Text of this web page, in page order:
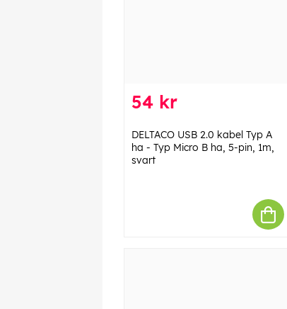
54 kr
DELTACO USB 2.0 kabel Typ A
ha - Typ Micro B ha, 5-pin, 1m,
svart